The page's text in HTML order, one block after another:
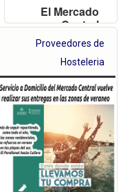
El Mercado
Central
permanecerá
abierto hoy
hasta las 19
h y amplía
también su
horario esta
Nochebuena
y la víspera
de
Nochevieja y
Nochevieja
hasta las 16
Proveedores de
Hosteleria